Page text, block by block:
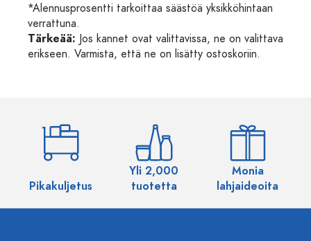
*Alennusprosentti tarkoittaa säästöä yksikköhintaan
verrattuna.
Tärkeää: Jos kannet ovat valittavissa, ne on valittava
erikseen. Varmista, että ne on lisätty ostoskoriin.
Pikakuljetus
Yli 2,000
tuotetta
Monia
lahjaideoita